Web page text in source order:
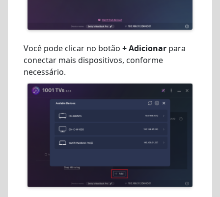
Você pode clicar no botão + Adicionar para
conectar mais dispositivos, conforme
necessário.